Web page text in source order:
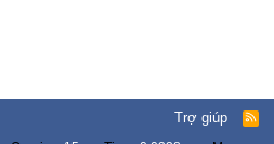
Trợ giúp
R